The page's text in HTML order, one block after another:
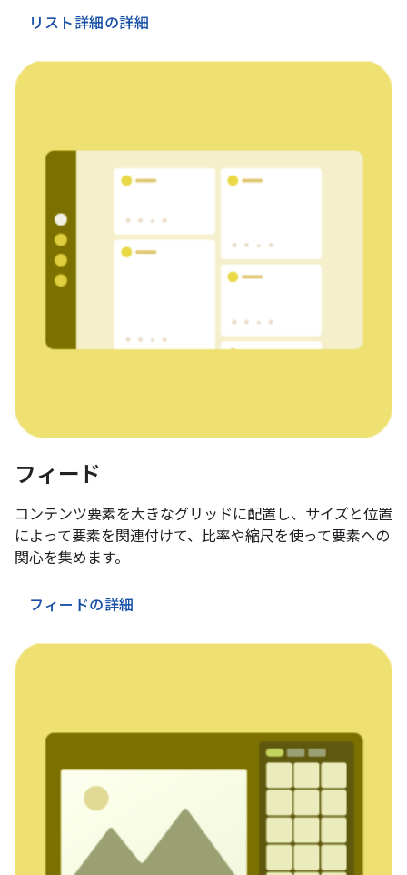
リスト詳細の詳細
フィード
コンテンツ要素を大きなグリッドに配置し、サイズと位置
によって要素を関連付けて、比率や縮尺を使って要素への
関心を集めます。
フィードの詳細